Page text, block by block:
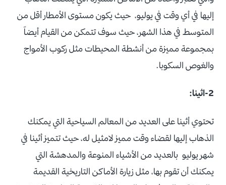
إليها في أي وقت في يوليو، حيث يكون مستوى الأمطار أقل من
المتوسط في هذا الشهر، حيث سوف تتمكن من القيام أيضاً
بمجموعة مميزة من أنشطة المحيطات مثل ركوب الأمواج
والغوص السكوبا.
2-اثينا:
تحتوي أثينا على العديد من المعالم السياحية التي يمكنك
الذهاب إليها لقضاء وقت مميز لامثيل له، حيث تتميز أثينا في
شهر يوليو بالعديد من الأشياء المنوعة والمدهشة التي
يمكنك أن تقوم بها، مثل زيارة الأماكن التاريخية القديمة